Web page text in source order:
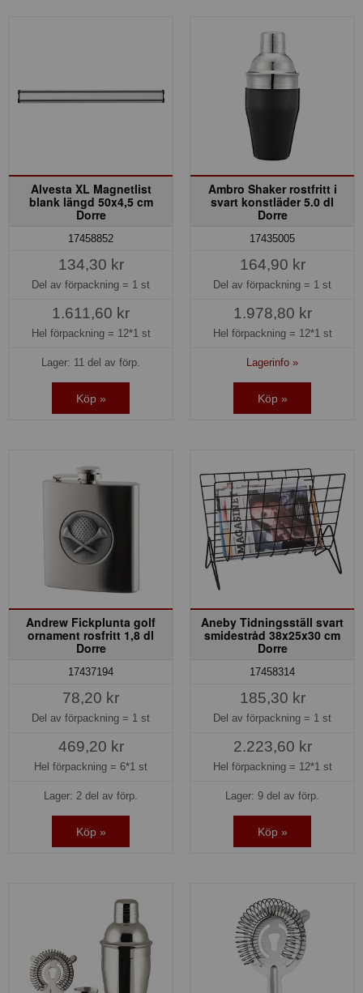
Alvesta XL Magnetlist
blank längd 50x4,5 cm
Dorre
17458852
134,30 kr
Del av förpackning = 1 st
1.611,60 kr
Hel förpackning = 12*1 st
Lager: 11 del av förp.
Köp »
Ambro Shaker rostfritt i
svart konstläder 5.0 dl
Dorre
17435005
164,90 kr
Del av förpackning = 1 st
1.978,80 kr
Hel förpackning = 12*1 st
Lagerinfo »
Köp »
Andrew Fickplunta golf
ornament rosfritt 1,8 dl
Dorre
17437194
78,20 kr
Del av förpackning = 1 st
469,20 kr
Hel förpackning = 6*1 st
Lager: 2 del av förp.
Köp »
Aneby Tidningsställ svart
smidestråd 38x25x30 cm
Dorre
17458314
185,30 kr
Del av förpackning = 1 st
2.223,60 kr
Hel förpackning = 12*1 st
Lager: 9 del av förp.
Köp »